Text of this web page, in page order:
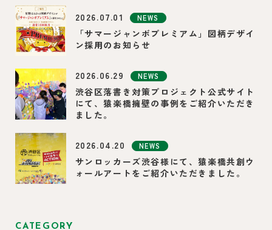
2026.07.01 NEWS
「サマージャンボプレミアム」図柄デザイ
ン採用のお知らせ
2026.06.29 NEWS
渋谷区落書き対策プロジェクト公式サイト
にて、猿楽橋擁壁の事例をご紹介いただき
ました。
2026.04.20 NEWS
サンロッカーズ渋谷様にて、猿楽橋共創ウ
ォールアートをご紹介いただきました。
CATEGORY